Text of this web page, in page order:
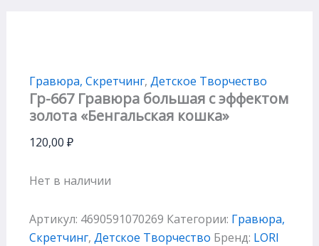
Гравюра, Скретчинг, Детское Творчество
Гр-667 Гравюра большая с эффектом
золота «Бенгальская кошка»
120,00 ₽
Нет в наличии
Артикул: 4690591070269 Категории: Гравюра,
Скретчинг, Детское Творчество Бренд: LORI